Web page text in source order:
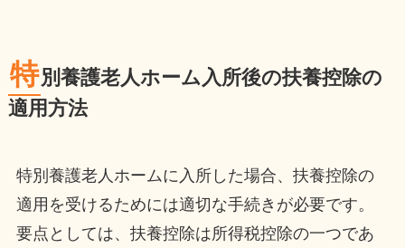
特別養護老人ホーム入所後の扶養控除の
適用方法
特別養護老人ホームに入所した場合、扶養控除の
適用を受けるためには適切な手続きが必要です。
要点としては、扶養控除は所得税控除の一つであ